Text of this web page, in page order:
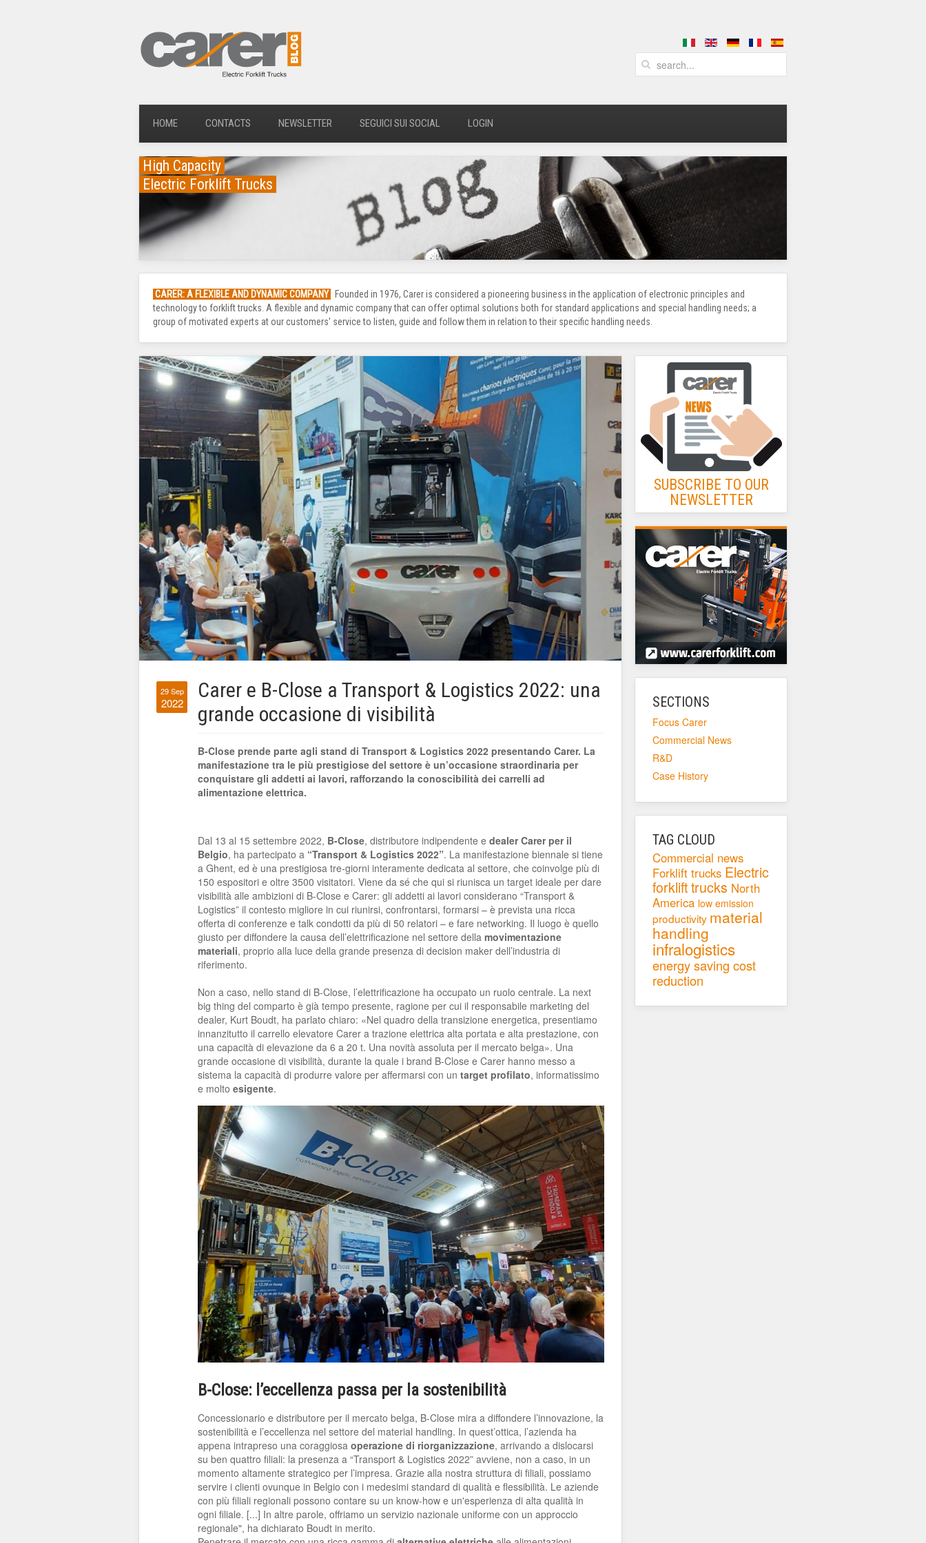
HOME CONTACTS NEWSLETTER SEGUICI SUI SOCIAL LOGIN
High Capacity
Electric Forklift Trucks
CARER: A FLEXIBLE AND DYNAMIC COMPANY
Founded in 1976, Carer is considered a pioneering business in the application of electronic principles and
technology to forklift trucks. A flexible and dynamic company that can offer optimal solutions both for standard applications and special handling needs; a
group of motivated experts at our customers' service to listen, guide and follow them in relation to their specific handling needs.
29 Sep
2022
Carer e B-Close a Transport & Logistics 2022: una
grande occasione di visibilità
B-Close prende parte agli stand di Transport & Logistics 2022 presentando Carer. La
manifestazione tra le più prestigiose del settore è un’occasione straordinaria per
conquistare gli addetti ai lavori, rafforzando la conoscibilità dei carrelli ad
alimentazione elettrica.
Dal 13 al 15 settembre 2022, B-Close, distributore indipendente e dealer Carer per il
Belgio, ha partecipato a “Transport & Logistics 2022”. La manifestazione biennale si tiene
a Ghent, ed è una prestigiosa tre-giorni interamente dedicata al settore, che coinvolge più di
150 espositori e oltre 3500 visitatori. Viene da sé che qui si riunisca un target ideale per dare
visibilità alle ambizioni di B-Close e Carer: gli addetti ai lavori considerano “Transport &
Logistics” il contesto migliore in cui riunirsi, confrontarsi, formarsi – è prevista una ricca
offerta di conferenze e talk condotti da più di 50 relatori – e fare networking. Il luogo è quello
giusto per diffondere la causa dell’elettrificazione nel settore della movimentazione
materiali, proprio alla luce della grande presenza di decision maker dell’industria di
riferimento.
Non a caso, nello stand di B-Close, l’elettrificazione ha occupato un ruolo centrale. La next
big thing del comparto è già tempo presente, ragione per cui il responsabile marketing del
dealer, Kurt Boudt, ha parlato chiaro: «Nel quadro della transizione energetica, presentiamo
innanzitutto il carrello elevatore Carer a trazione elettrica alta portata e alta prestazione, con
una capacità di elevazione da 6 a 20 t. Una novità assoluta per il mercato belga». Una
grande occasione di visibilità, durante la quale i brand B-Close e Carer hanno messo a
sistema la capacità di produrre valore per affermarsi con un target profilato, informatissimo
e molto esigente.
B-Close: l’eccellenza passa per la sostenibilità
Concessionario e distributore per il mercato belga, B-Close mira a diffondere l’innovazione, la
sostenibilità e l’eccellenza nel settore del material handling. In quest’ottica, l’azienda ha
appena intrapreso una coraggiosa operazione di riorganizzazione, arrivando a dislocarsi
su ben quattro filiali: la presenza a “Transport & Logistics 2022” avviene, non a caso, in un
momento altamente strategico per l’impresa. Grazie alla nostra struttura di filiali, possiamo
servire i clienti ovunque in Belgio con i medesimi standard di qualità e flessibilità. Le aziende
con più filiali regionali possono contare su un know-how e un'esperienza di alta qualità in
ogni filiale. [...] In altre parole, offriamo un servizio nazionale uniforme con un approccio
regionale", ha dichiarato Boudt in merito.
SUBSCRIBE TO OUR
NEWSLETTER
SECTIONS
Focus Carer
Commercial News
R&D
Case History
TAG CLOUD
Commercial news
Forklift trucks Electric
forklift trucks North
America low emission
productivity material
handling
infralogistics
energy saving cost
reduction